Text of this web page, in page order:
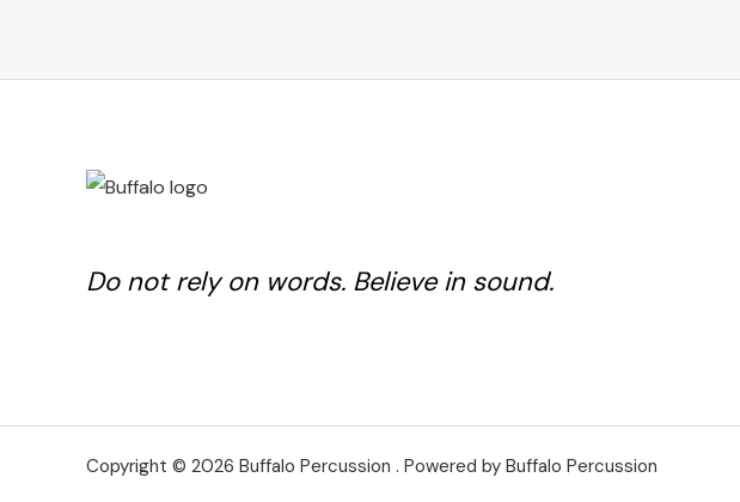
Do not rely on words. Believe in sound.
Copyright © 2026 Buffalo Percussion . Powered by Buffalo Percussion